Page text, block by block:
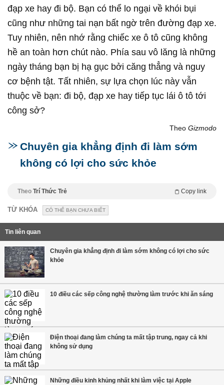
đạp xe hay đi bộ. Bạn có thể lo ngại về khói bụi
cũng như những tai nạn bất ngờ trên đường đạp xe.
Tuy nhiên, nên nhớ rằng chiếc xe ô tô cũng không
hề an toàn hơn chút nào. Phía sau vô lăng là những
ngày tháng bạn bị hạ gục bởi căng thẳng và nguy
cơ bệnh tật. Tất nhiên, sự lựa chọn lúc này vẫn
thuộc về bạn: đi bộ, đạp xe hay tiếp tục lái ô tô tới
công sở?
Theo Gizmodo
Chuyên gia khẳng định đi làm sớm
không có lợi cho sức khỏe
Theo Trí Thức Trẻ Copy link
TỪ KHÓA CÓ THỂ BẠN CHƯA BIẾT
Tin liên quan
Chuyên gia khẳng định đi làm sớm không có lợi cho sức
khỏe
10 điều các sếp công nghệ thường làm trước khi ăn sáng
Điện thoại đang làm chúng ta mất tập trung, ngay cả khi
không sử dụng
Những điều kinh khủng nhất khi làm việc tại Apple